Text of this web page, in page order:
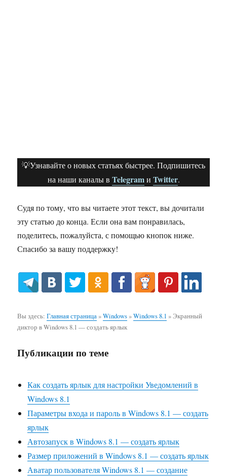
💡Узнавайте о новых статьях быстрее. Подпишитесь
на наши каналы в Telegramи Twitter.
Судя по тому, что вы читаете этот текст, вы дочитали
эту статью до конца. Если она вам понравилась,
поделитесь, пожалуйста, с помощью кнопок ниже.
Спасибо за вашу поддержку!
Вы здесь:Главная страница»Windows»Windows 8.1 »Экранный
диктор в Windows 8.1 — создать ярлык
Публикации по теме
Как создать ярлык для настройки Уведомлений в
Windows 8.1
Параметры входа и пароль в Windows 8.1 — создать
ярлык
Автозапуск в Windows 8.1 — создать ярлык
Размер приложений в Windows 8.1 — создать ярлык
Аватар пользователя Windows 8.1 — создание